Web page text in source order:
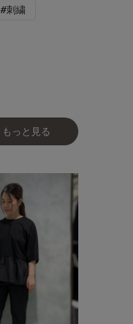
#刺繍
もっと見る